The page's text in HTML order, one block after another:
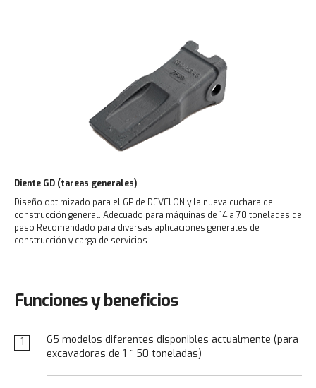
Diente GD (tareas generales)
Diseño optimizado para el GP de DEVELON y la nueva cuchara de
construcción general. Adecuado para máquinas de 14 a 70 toneladas de
peso Recomendado para diversas aplicaciones generales de
construcción y carga de servicios
Funciones y beneficios
1
65 modelos diferentes disponibles actualmente (para
excavadoras de 1 ~ 50 toneladas)